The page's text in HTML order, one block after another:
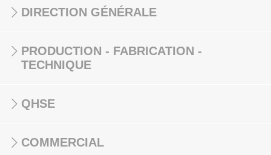
DIRECTION GÉNÉRALE
PRODUCTION - FABRICATION -
TECHNIQUE
QHSE
COMMERCIAL